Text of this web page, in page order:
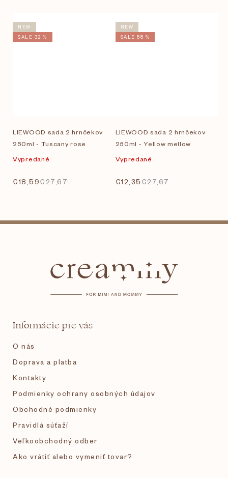
NEW
SALE 32 %
LIEWOOD sada 2 hrnčekov
250ml - Tuscany rose
Vypredané
€18,59€27,67
NEW
SALE 55 %
LIEWOOD sada 2 hrnčekov
250ml - Yellow mellow
Vypredané
€12,35€27,67
Informácie pre vás
O nás
Doprava a platba
Kontakty
Podmienky ochrany osobných údajov
Obchodné podmienky
Pravidlá súťaží
Veľkoobchodný odber
Ako vrátiť alebo vymeniť tovar?